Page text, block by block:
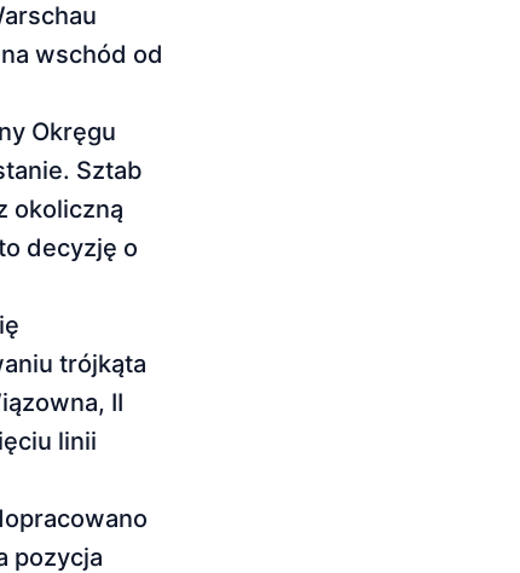
wschód od
Okręgu
Sztab
okoliczną
decyzję o
trójkąta
II
linii
pozycja